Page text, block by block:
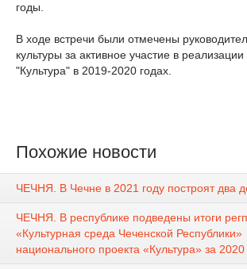
годы.
В ходе встречи были отмечены
культуры за активное участие в
"Культура" в 2019-2020 годах.
Похожие новости
ЧЕЧНЯ. В Чечне в 2021 году построят два
ЧЕЧНЯ. В республике подведены итоги
«Культурная среда Чеченской Республики»
национального проекта «Культура» за 2020